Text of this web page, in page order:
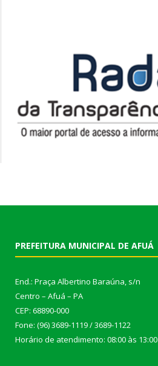
PREFEITURA MUNICIPAL DE AFUÁ
End.: Praça Albertino Baraúna, s/n
Centro – Afuá – PA
CEP: 68890-000
Fone: (96) 3689-1119 / 3689-1122
Horário de atendimento: 08:00 às 13:00